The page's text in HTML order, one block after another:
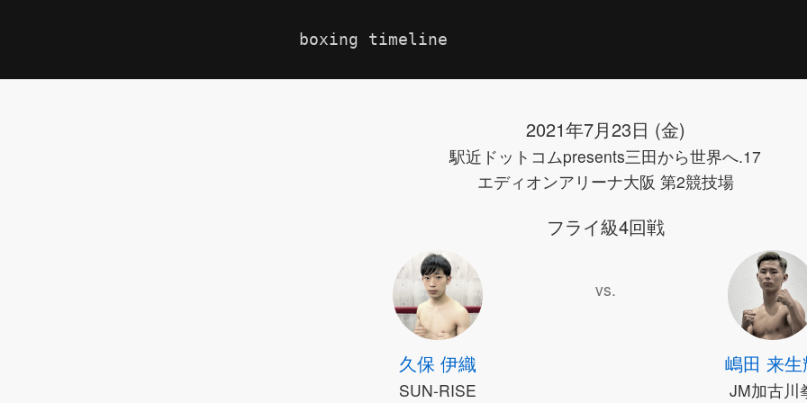
boxing timeline
2021年7月23日 (金)
駅近ドットコムpresents三田から世界へ.17
エディオンアリーナ大阪 第2競技場
フライ級4回戦
久保 伊織
SUN-RISE
vs.
嶋田 来
JM加古川